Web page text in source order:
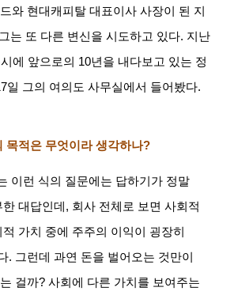
와 현대캐피탈 대표이사 사장이 된 지
그는 또 다른 변신을 시도하고 있다. 지난
에 앞으로의 10년을 내다보고 있는 정
일 그의 여의도 사무실에서 들어봤다.
목적은 무엇이라 생각하나?
이런 식의 질문에는 답하기가 정말
대답인데 , 회사 전체로 보면 사회적
적 가치 중에 주주의 이익이 굉장히
. 그런데 과연 돈을 벌어오는 것만이
걸까?사회에 다른 가치를 보여주는